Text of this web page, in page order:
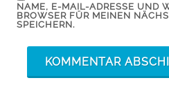
NAME, E-MAIL-ADRESSE UND
BROWSER FÜR MEINEN
SPEICHERN.